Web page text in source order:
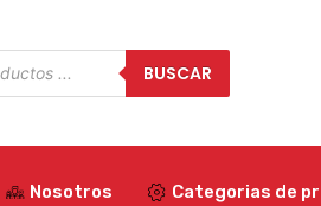
BUSCAR
Nosotros Categorias de